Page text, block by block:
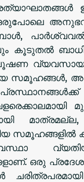
കൂടുതൽ
ചൂഷണ
സമൂഹങ്ങൾ,
സമൂഹങ്ങളിൽ
ഒരു